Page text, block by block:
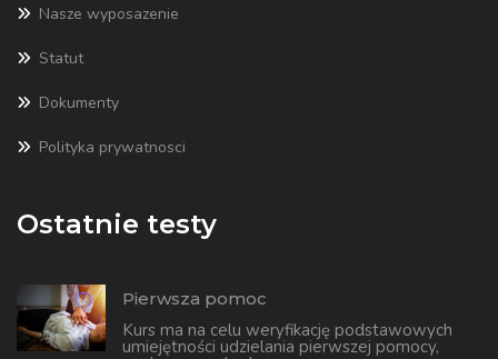
Nasze wyposazenie
Statut
Dokumenty
Polityka prywatnosci
Ostatnie testy
Pierwsza pomoc
Kurs ma na celu weryfikację podstawowych
umiejętności udzielania pierwszej pomocy,